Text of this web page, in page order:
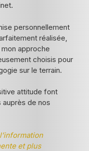
personnellement
réalisée,
approche
choisis pour
sur le terrain.
attitude font
de nos
et plus